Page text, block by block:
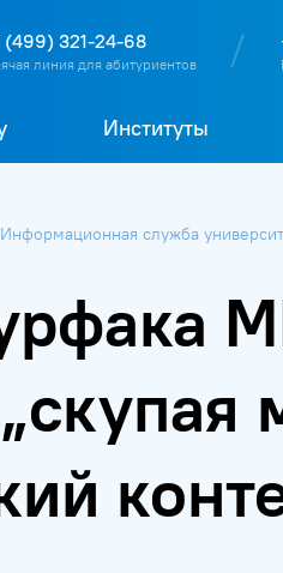
(499) 321-24-68
линия для абитуриентов
Институты
Информационная служба